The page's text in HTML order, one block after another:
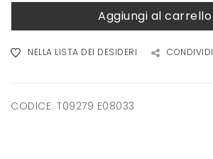
Aggiungi al carrello
NELLA LISTA DEI DESIDERI CONDIVIDI
CODICE: T09279 E08033